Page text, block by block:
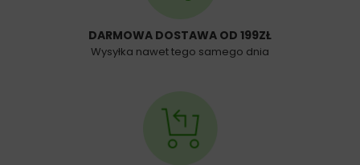
DARMOWA DOSTAWA OD 199ZŁ
Wysyłka nawet tego samego dnia